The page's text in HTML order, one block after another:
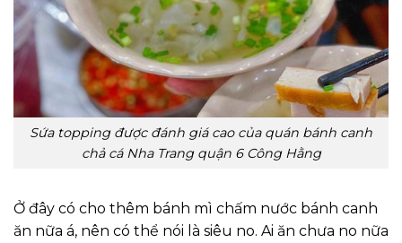
Sứa topping được đánh giá cao của quán bánh canh
chả cá Nha Trang quận 6 Công Hằng
Ở đây có cho thêm bánh mì chấm nước bánh canh
ăn nữa á, nên có thể nói là siêu no. Ai ăn chưa no nữa